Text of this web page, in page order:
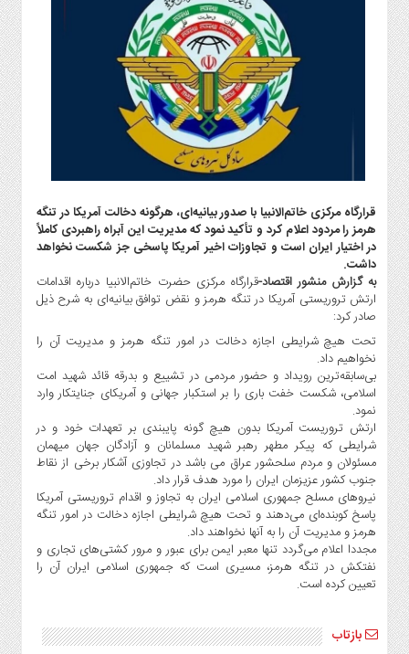
شهری
گاز
و
پتروشیمی
و
خودرو
آپ
و
فن
آوری
بانک
،
بیمه
و
ارز
دیجیتال
کشاورزی
و
صنایع
غذایی
سیاسی
و
بین
الملل
روز
گوناگون
قرارگاه مرکزی خاتم‌الانبیا با صدور بیانیه‌ای، هرگونه دخالت آمریکا در تنگه
هرمز را مردود اعلام کرد و تأکید نمود که مدیریت این آبراه راهبردی کاملاً
در اختیار ایران است و تجاوزات اخیر آمریکا پاسخی جز شکست نخواهد
داشت.
به گزارش منشور اقتصاد-قرارگاه مرکزی حضرت خاتم‌الانبیا درباره اقدامات
ارتش تروریستی آمریکا در تنگه هرمز و نقض توافق بیانیه‌ای به شرح ذیل
صادر کرد:
تحت هیچ شرایطی اجازه دخالت در امور تنگه هرمز و مدیریت آن را
نخواهیم داد.
بی‌سابقه‌ترین رویداد و حضور مردمی در تشییع و بدرقه قائد شهید امت
اسلامی، شکست خفت باری را بر استکبار جهانی و آمریکای جنایتکار وارد
نمود.
ارتش تروریست آمریکا بدون هیچ گونه پایبندی بر تعهدات خود و در
شرایطی که پیکر مطهر رهبر شهید مسلمانان و آزادگان جهان میهمان
مسئولان و مردم سلحشور عراق می باشد در تجاوزی آشکار برخی از نقاط
جنوب کشور عزیزمان ایران را مورد هدف قرار داد.
نیروهای مسلح جمهوری اسلامی ایران به تجاوز و اقدام تروریستی آمریکا
پاسخ کوبنده‌ای می‌دهند و تحت هیچ شرایطی اجازه دخالت در امور تنگه
هرمز و مدیریت آن را به آنها نخواهند داد.
مجددا اعلام می‌گردد تنها معبر ایمن برای عبور و مرور کشتی‌های تجاری و
نفتکش در تنگه هرمز، مسیری است که جمهوری اسلامی ایران آن را
تعیین کرده است.
بازتاب